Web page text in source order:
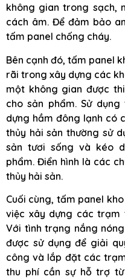
không gian trong sạch,
cách âm. Để đảm bảo
tấm panel chống cháy.
Bên cạnh đó, tấm panel
rãi trong xây dựng các
một không gian được
cho sản phẩm. Sử
dựng hầm đông lạnh có
thủy hải sản thường sử
sản tươi sống và kéo
phẩm. Điển hình là các
thủy hải sản.
Cuối cùng, tấm panel
việc xây dựng các trạm
Với tình trạng nắng
được sử dụng để giải
công và lắp đặt các
thu phí cần sự hỗ trợ